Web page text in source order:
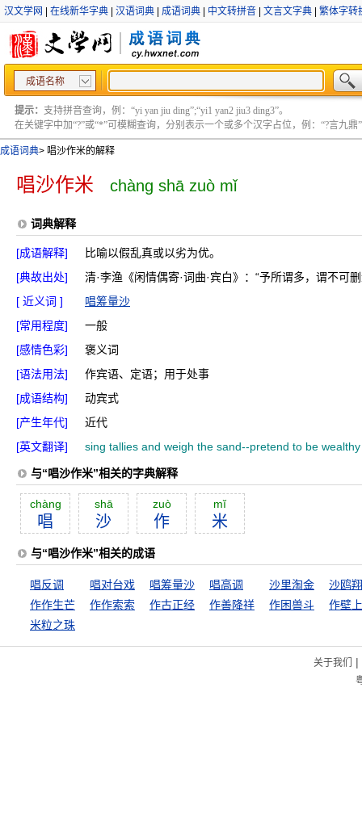
汉文学网 在线新华字典 汉语词典 成语词典 中文转拼音 文言文字典 繁体字转
成语名称
提示： 支持拼音查询，例：“yi yan jiu ding”;“yi1 yan2 jiu3 ding3”。
在关键字中加“?”或“*”可模糊查询，分别表示一个或多个汉字占位，例：“?言九鼎”
成语词典> 唱沙作米的解释
唱沙作米 chàng shā zuò mǐ
词典解释
[成语解释]
比喻以假乱真或以劣为优。
[典故出处]
清·李渔《闲情偶寄·词曲·宾白》：“予所谓多，谓不可
[ 近义词 ]
唱筹量沙
[常用程度]
一般
[感情色彩]
褒义词
[语法用法]
作宾语、定语；用于处事
[成语结构]
动宾式
[产生年代]
近代
[英文翻译]
sing tallies and weigh the sand--pretend to be
与“唱沙作米”相关的字典解释
chàng
唱
shā
沙
zuò
作
mĭ
米
与“唱沙作米”相关的成语
唱反调 唱对台戏 唱筹量沙 唱高调 沙里淘金
沙鸥
作作生芒
作作索索 作古正经 作善降祥 作困兽斗
作壁
米粒之珠
关于我们 |